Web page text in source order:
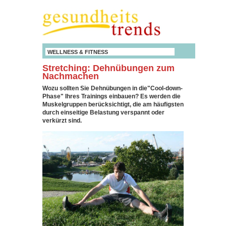
WELLNESS & FITNESS
Stretching: Dehnübungen zum
Nachmachen
Wozu sollten Sie Dehnübungen in die"Cool-down-
Phase" Ihres Trainings einbauen? Es werden die
Muskelgruppen berücksichtigt, die am häufigsten
durch einseitige Belastung verspannt oder
verkürzt sind.